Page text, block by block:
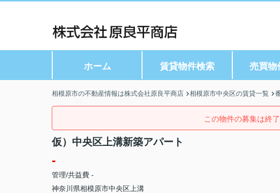
ホーム 賃貸物件検索 売買物
相模原市の不動産情報は株式会社原良平商店 相模原市中央区の賃貸一覧
この物件の募集は終了
仮）中央区上溝新築アパート
-
管理/共益費 -
神奈川県相模原市中央区 上溝